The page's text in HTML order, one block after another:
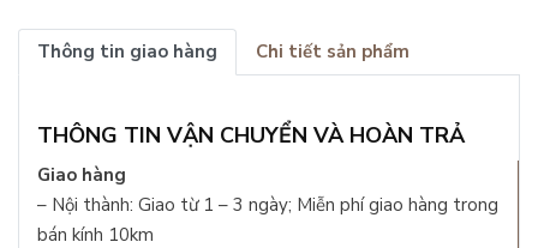
Thông tin giao hàng Chi tiết sản phẩm
THÔNG TIN VẬN CHUYỂN VÀ HOÀN TRẢ
Giao hàng
– Nội thành: Giao từ 1 – 3 ngày; Miễn phí giao hàng trong
bán kính 10km